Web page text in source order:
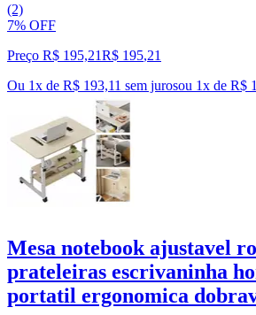
(2)
7% OFF
Preço R$ 195,21R$ 195,21
Ou 1x de R$ 193,11 sem jurosou 1x de R$
Mesa notebook ajustavel
prateleiras escrivaninha
portatil ergonomica